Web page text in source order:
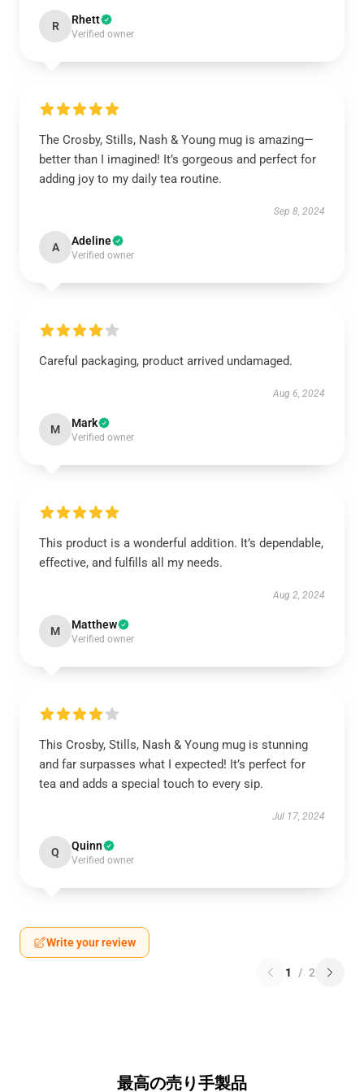
R Rhett
Verified owner
The Crosby, Stills, Nash & Young mug is amazing—
better than I imagined! It’s gorgeous and perfect for
adding joy to my daily tea routine.
Sep 8, 2024
A Adeline
Verified owner
Careful packaging, product arrived undamaged.
Aug 6, 2024
M Mark
Verified owner
This product is a wonderful addition. It’s dependable,
effective, and fulfills all my needs.
Aug 2, 2024
M Matthew
Verified owner
This Crosby, Stills, Nash & Young mug is stunning
and far surpasses what I expected! It’s perfect for
tea and adds a special touch to every sip.
Jul 17, 2024
Q Quinn
Verified owner
Write your review
1 / 2
最高の売り手製品